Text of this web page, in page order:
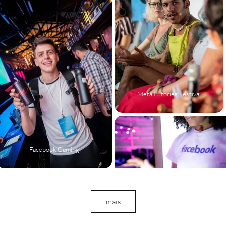
Meta I Stories Festival
Facebook Gaming
mais